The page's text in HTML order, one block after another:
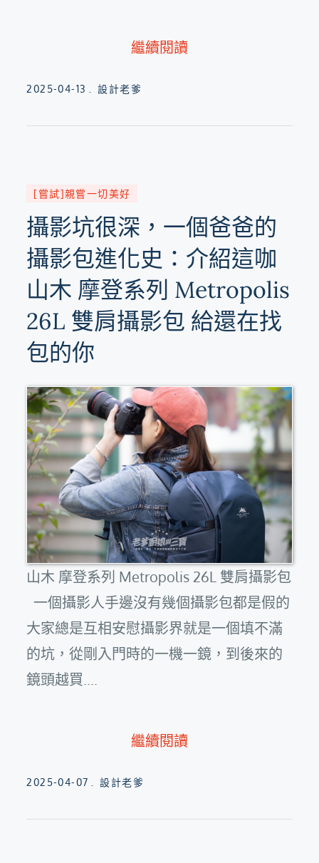
繼續閱讀
Posted
2025-04-13 設計老爹
[嘗試]親嘗一切美好
攝影坑很深，一個爸爸的
攝影包進化史：介紹這咖
山木 摩登系列 Metropolis
26L 雙肩攝影包 給還在找
包的你
山木 摩登系列 Metropolis 26L 雙肩攝影包
一個攝影人手邊沒有幾個攝影包都是假的
大家總是互相安慰攝影界就是一個填不滿
的坑，從剛入門時的一機一鏡，到後來的
鏡頭越買....
繼續閱讀
Posted
2025-04-07 設計老爹